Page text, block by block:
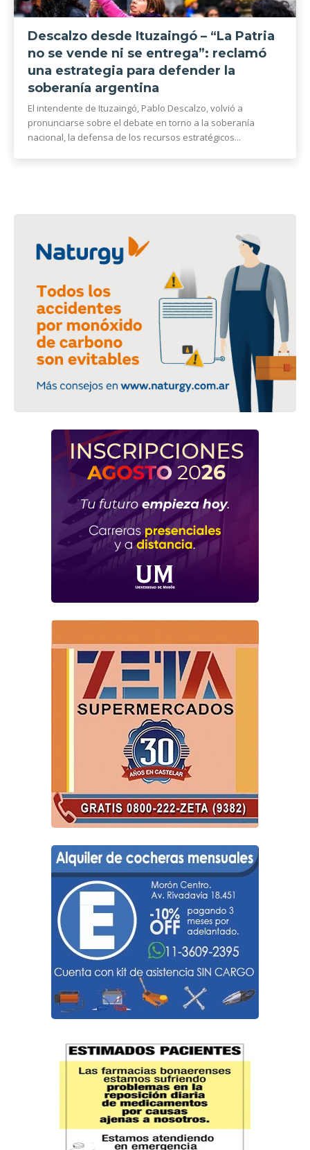
Descalzo desde Ituzaingó – “La Patria
no se vende ni se entrega”: reclamó
una estrategia para defender la
soberanía argentina
El intendente de Ituzaingó, Pablo Descalzo, volvió a
pronunciarse sobre el debate en torno a la soberanía
nacional, la defensa de los recursos estratégicos...